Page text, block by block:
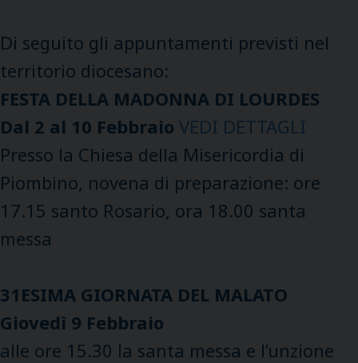
Di seguito gli appuntamenti previsti nel
territorio diocesano:
FESTA DELLA MADONNA DI LOURDES
Dal 2 al 10 Febbraio VEDI DETTAGLI
Presso la Chiesa della Misericordia di
Piombino, novena di preparazione: ore
17.15 santo Rosario, ora 18.00 santa
messa
31ESIMA GIORNATA DEL MALATO
Giovedì 9 Febbraio
alle ore 15.30 la santa messa e l’unzione